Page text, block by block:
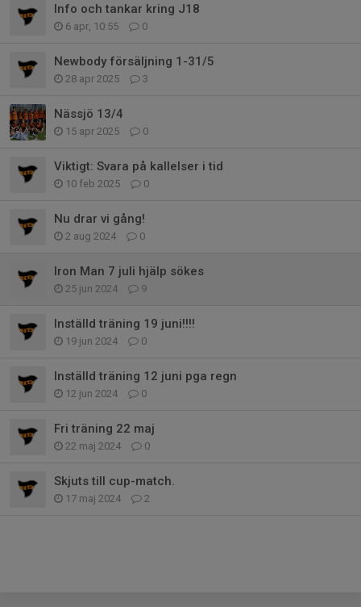
Info och tankar kring J18
6 apr, 10:55 0
Newbody försäljning 1-31/5
28 apr 2025 3
Nässjö 13/4
15 apr 2025 0
Viktigt: Svara på kallelser i tid
10 feb 2025 0
Nu drar vi gång!
2 aug 2024 0
Iron Man 7 juli hjälp sökes
25 jun 2024 9
Inställd träning 19 juni!!!!
19 jun 2024 0
Inställd träning 12 juni pga regn
12 jun 2024 0
Fri träning 22 maj
22 maj 2024 0
Skjuts till cup-match.
17 maj 2024 2